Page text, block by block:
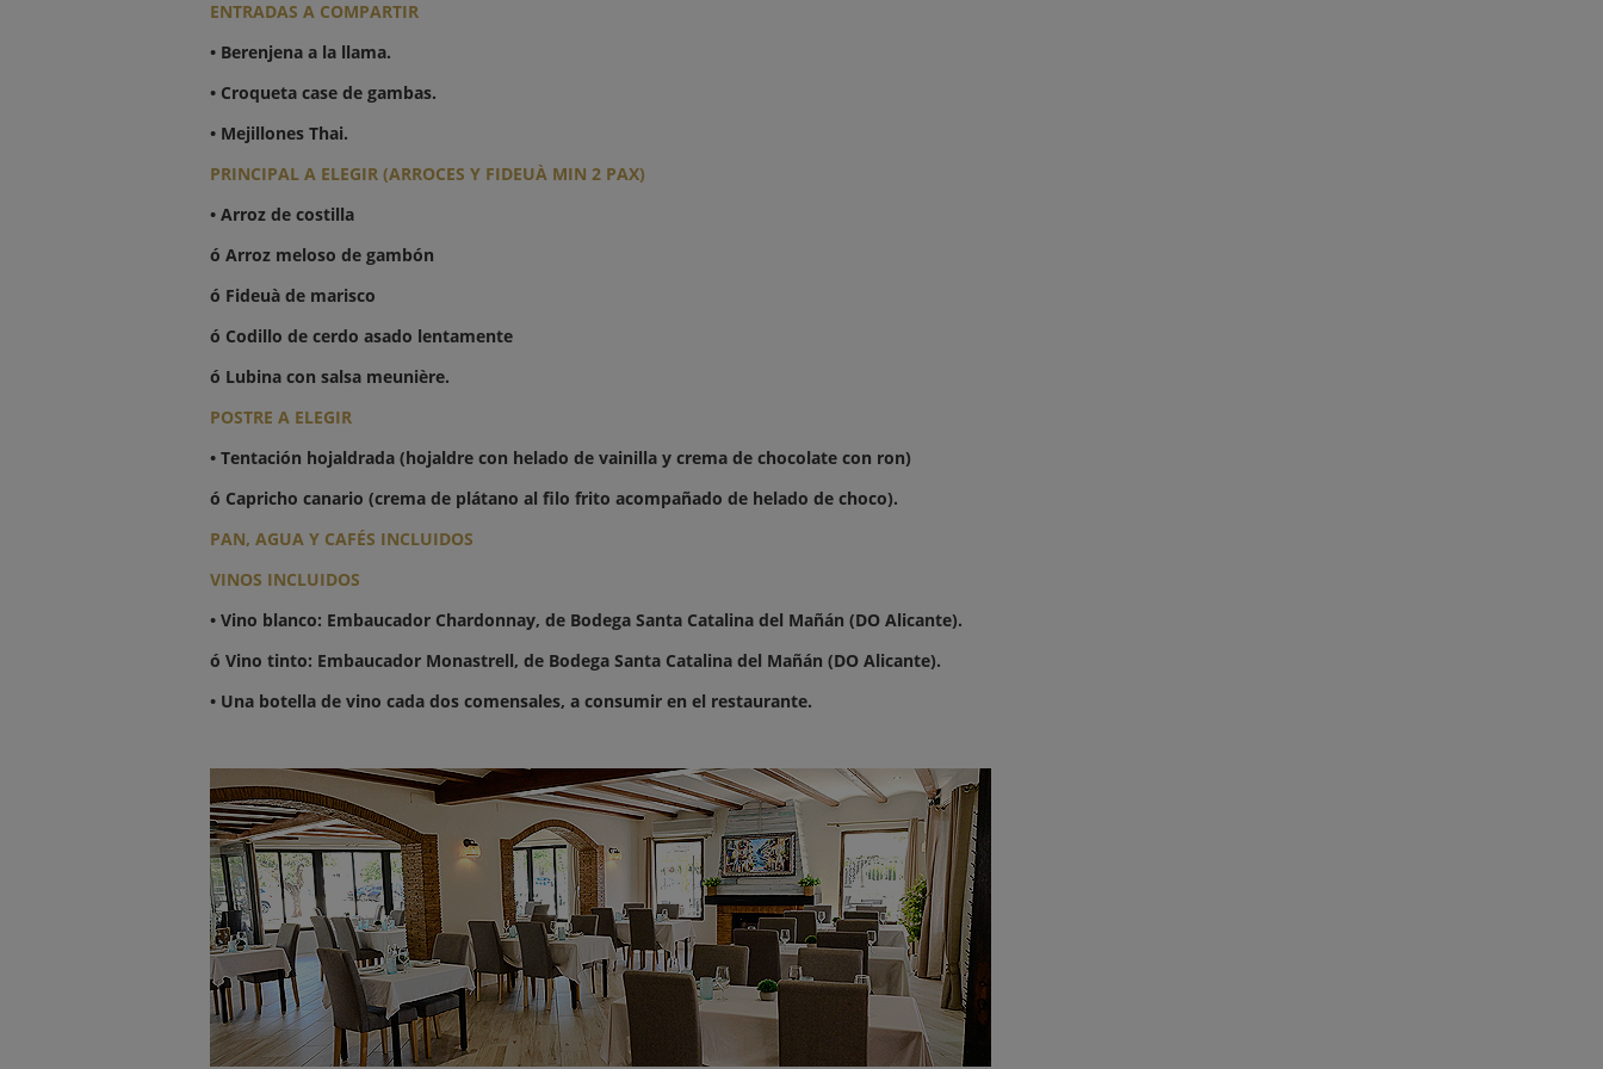
ENTRADAS A COMPARTIR
• Berenjena a la llama.
• Croqueta case de gambas.
• Mejillones Thai.
PRINCIPAL A ELEGIR (ARROCES Y FIDEUÀ MIN 2 PAX)
• Arroz de costilla
ó Arroz meloso de gambón
ó Fideuà de marisco
ó Codillo de cerdo asado lentamente
ó Lubina con salsa meunière.
POSTRE A ELEGIR
• Tentación hojaldrada (hojaldre con helado de vainilla y crema de chocolate con ron)
ó Capricho canario (crema de plátano al filo frito acompañado de helado de choco).
PAN, AGUA Y CAFÉS INCLUIDOS
VINOS INCLUIDOS
• Vino blanco: Embaucador Chardonnay, de Bodega Santa Catalina del Mañán (DO Alicante).
ó Vino tinto: Embaucador Monastrell, de Bodega Santa Catalina del Mañán (DO Alicante).
• Una botella de vino cada dos comensales, a consumir en el restaurante.